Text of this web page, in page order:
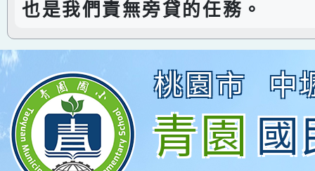
也是我們責無旁貸的任務。
桃園市 中
青園國